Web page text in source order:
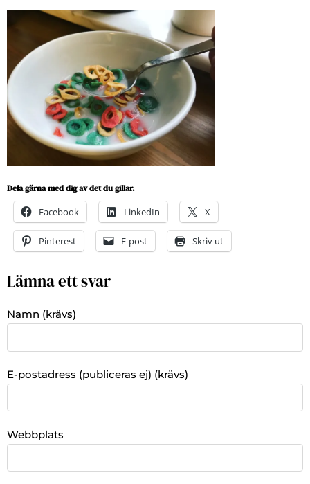
Dela gärna med dig av det du gillar.
Facebook LinkedIn X
Pinterest E-post Skriv ut
Lämna ett svar
Namn (krävs)
E-postadress (publiceras ej) (krävs)
Webbplats